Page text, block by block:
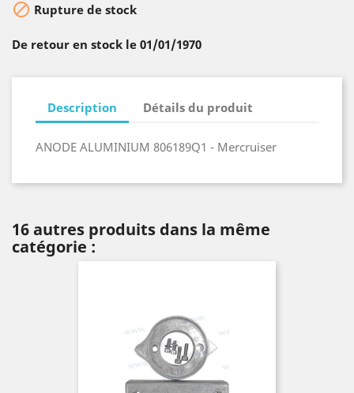
 Rupture de stock
De retour en stock le 01/01/1970
Description Détails du produit
ANODE ALUMINIUM 806189Q1 - Mercruiser
16 autres produits dans la même
catégorie :